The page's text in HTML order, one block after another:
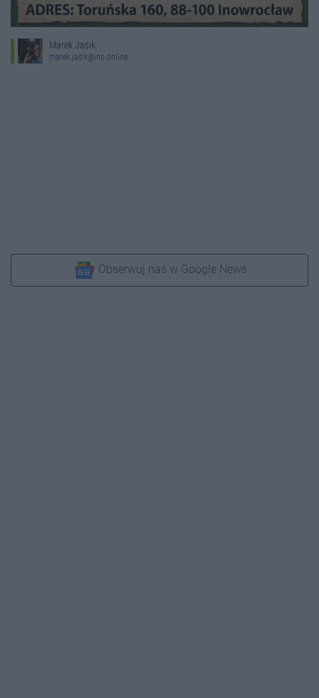
Marek Jasik
marek.jasik@ino.online
Obserwuj nas w Google News